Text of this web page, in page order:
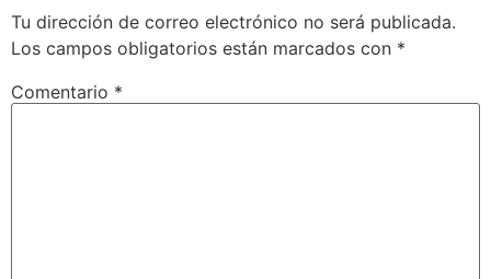
Tu dirección de correo electrónico no será publicada.
Los campos obligatorios están marcados con *
Comentario *